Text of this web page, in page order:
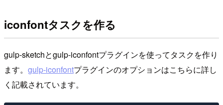
iconfontタスクを作る
gulp-sketchとgulp-iconfontプラグインを使ってタスクを作り
ます。 gulp-iconfontプラグインのオプションはこちらに詳し
く記載されています。